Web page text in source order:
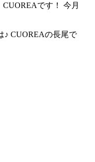
です！ 今月
♪ CUOREAの長尾で